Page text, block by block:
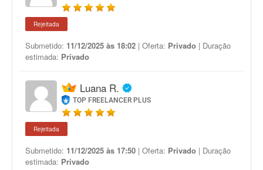
Rejeitada
Submetido: 11/12/2025 às 18:02 | Oferta: Privado | Duração
estimada: Privado
Luana R.
TOP FREELANCER PLUS
Rejeitada
Submetido: 11/12/2025 às 17:50 | Oferta: Privado | Duração
estimada: Privado